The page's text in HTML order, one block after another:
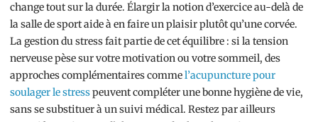
change tout sur la durée. Élargir la notion d’exercice au-delà de
la salle de sport aide à en faire un plaisir plutôt qu’une corvée.
La gestion du stress fait partie de cet équilibre : si la tension
nerveuse pèse sur votre motivation ou votre sommeil, des
approches complémentaires commel’acupuncture pour
soulager le stresspeuvent compléter une bonne hygiène de vie,
sans se substituer à un suivi médical. Restez par ailleurs